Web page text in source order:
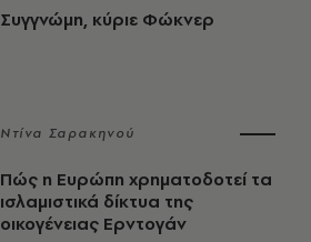
Συγγνώμη, κύριε Φώκνερ
Ντίνα Σαρακηνού
Πώς η Ευρώπη χρηματοδοτεί τα
ισλαμιστικά δίκτυα της
οικογένειας Ερντογάν